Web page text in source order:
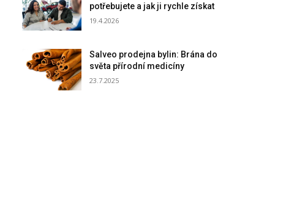
potřebujete a jak ji rychle získat
19.4.2026
Salveo prodejna bylin: Brána do
světa přírodní medicíny
23.7.2025